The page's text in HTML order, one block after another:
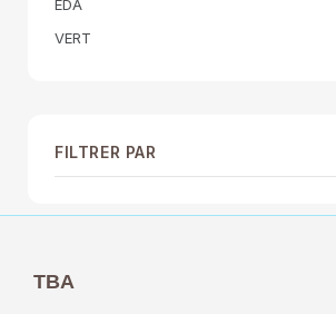
EDA
VERT
FILTRER PAR
TBA